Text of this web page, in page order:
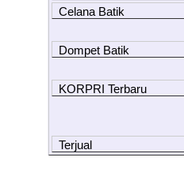
Celana Batik
Dompet Batik
KORPRI Terbaru
Terjual